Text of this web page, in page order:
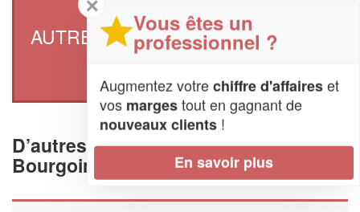
AUTRES ARTISANS À BOURGOIN-
JALLIEU
D’autres artisans proche de
Bourgoin-Jallieu
Vous êtes un
professionnel ?
Augmentez votrechiffre d'affaireset
vos margestout en gagnant de
nouveaux clients !
En savoir plus